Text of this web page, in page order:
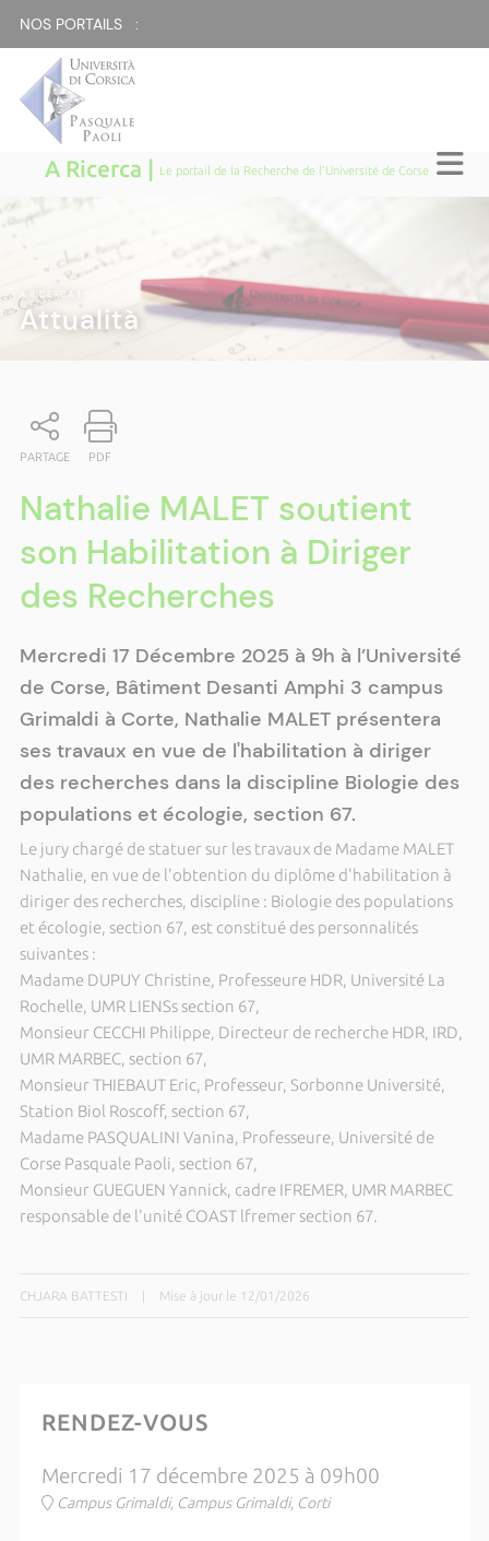
NOS PORTAILS :
A Ricerca | Le portail de la Recherche de l'Université de Corse
A RICERCA
Attualità
PARTAGE PDF
Nathalie MALET soutient
son Habilitation à Diriger
des Recherches
Mercredi 17 Décembre 2025 à 9h à l’Université
de Corse, Bâtiment Desanti Amphi 3 campus
Grimaldi à Corte, Nathalie MALET présentera
ses travaux en vue de l'habilitation à diriger
des recherches dans la discipline Biologie des
populations et écologie, section 67.
Le jury chargé de statuer sur les travaux de Madame MALET
Nathalie, en vue de l'obtention du diplôme d'habilitation à
diriger des recherches, discipline : Biologie des populations
et écologie, section 67, est constitué des personnalités
suivantes :
Madame DUPUY Christine, Professeure HDR, Université La
Rochelle, UMR LIENSs section 67,
Monsieur CECCHI Philippe, Directeur de recherche HDR, IRD,
UMR MARBEC, section 67,
Monsieur THIEBAUT Eric, Professeur, Sorbonne Université,
Station Biol Roscoff, section 67,
Madame PASQUALINI Vanina, Professeure, Université de
Corse Pasquale Paoli, section 67,
Monsieur GUEGUEN Yannick, cadre IFREMER, UMR MARBEC
responsable de l'unité COAST lfremer section 67.
CHJARA BATTESTI Mise à jour le 12/01/2026
RENDEZ-VOUS
Mercredi 17 décembre 2025 à 09h00
Campus Grimaldi, Campus Grimaldi, Corti